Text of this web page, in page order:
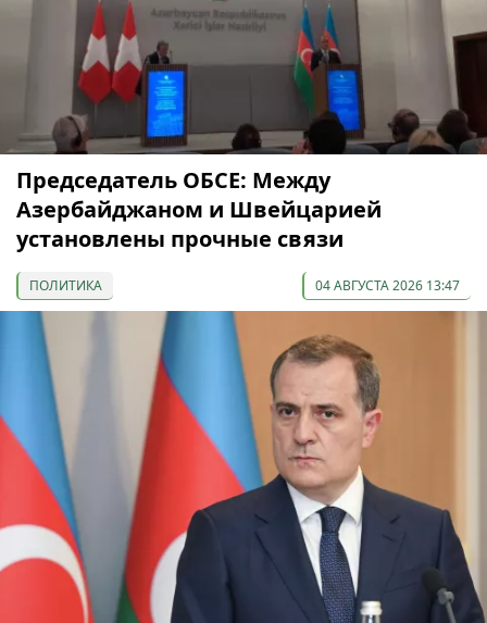
Председатель ОБСЕ: Между
Азербайджаном и Швейцарией
установлены прочные связи
ПОЛИТИКА 04 АВГУСТА 2026 13:47